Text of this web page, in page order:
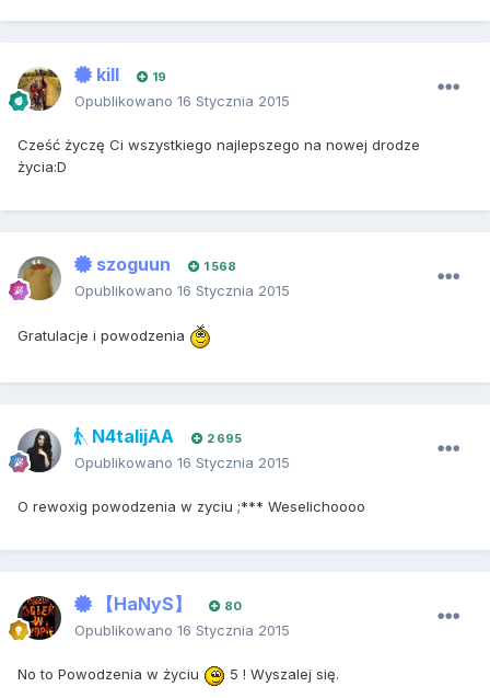
kill 19
Opublikowano 16 Stycznia 2015
Cześć życzę Ci wszystkiego najlepszego na nowej drodze
życia:D
szoguun 1 568
Opublikowano 16 Stycznia 2015
Gratulacje i powodzenia
N4talijAA 2 695
Opublikowano 16 Stycznia 2015
O rewoxig powodzenia w zyciu ;*** Weselichoooo
【HaNyS】 80
Opublikowano 16 Stycznia 2015
No to Powodzenia w życiu 5 ! Wyszalej się.